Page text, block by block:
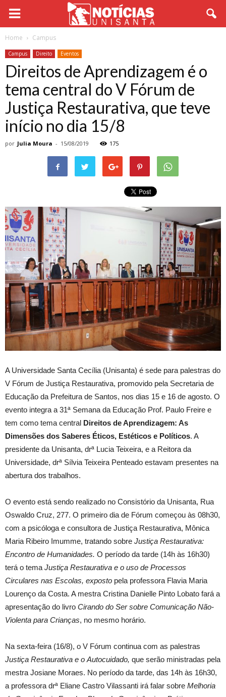
Home Campus
Campus Direito Eventos
Direitos de Aprendizagem é o
tema central do V Fórum de
Justiça Restaurativa, que teve
início no dia 15/8
por Julia Moura - 15/08/2019 175
A Universidade Santa Cecília (Unisanta) é sede para palestras do
V Fórum de Justiça Restaurativa, promovido pela Secretaria de
Educação da Prefeitura de Santos, nos dias 15 e 16 de agosto. O
evento integra a 31ª Semana da Educação Prof. Paulo Freire e
tem como tema central Direitos de Aprendizagem: As
Dimensões dos Saberes Éticos, Estéticos e Políticos. A
presidente da Unisanta, drª Lucia Teixeira, e a Reitora da
Universidade, drª Sílvia Teixeira Penteado estavam presentes na
abertura dos trabalhos.
O evento está sendo realizado no Consistório da Unisanta, Rua
Oswaldo Cruz, 277. O primeiro dia de Fórum começou às 08h30,
com a psicóloga e consultora de Justiça Restaurativa, Mônica
Maria Ribeiro Imumme, tratando sobre Justiça Restaurativa:
Encontro de Humanidades. O período da tarde (14h às 16h30)
terá o tema Justiça Restaurativa e o uso de Processos
Circulares nas Escolas, exposto pela professora Flavia Maria
Lourenço da Costa. A mestra Cristina Danielle Pinto Lobato fará a
apresentação do livro Cirando do Ser sobre Comunicação Não-
Violenta para Crianças, no mesmo horário.
Na sexta-feira (16/8), o V Fórum continua com as palestras
Justiça Restaurativa e o Autocuidado, que serão ministradas pela
mestra Josiane Moraes. No período da tarde, das 14h às 16h30,
a professora drª Eliane Castro Vilassanti irá falar sobre Melhoria